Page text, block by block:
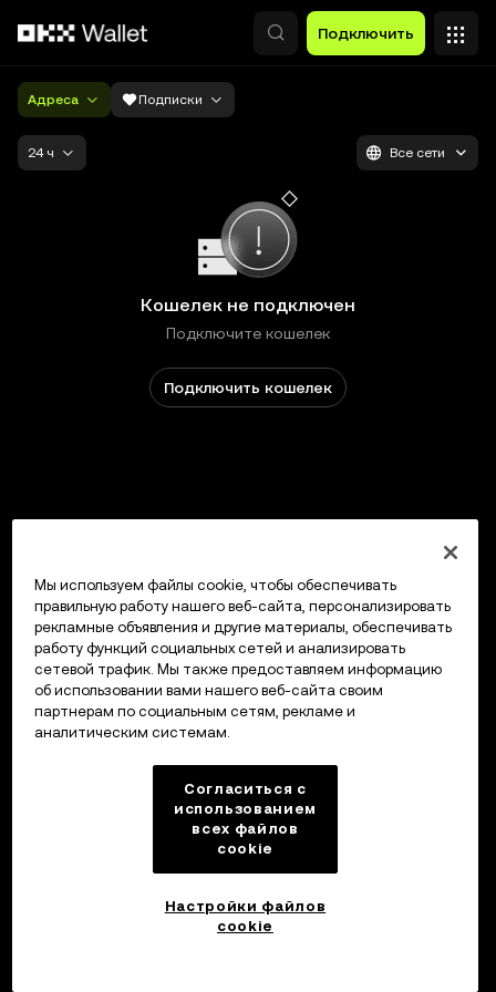
Подключить
Адреса Подписки
24 ч Все сети
Кошелек не подключен
Подключите кошелек
Подключить кошелек
Мы используем файлы cookie, чтобы обеспечивать
правильную работу нашего веб-сайта, персонализировать
рекламные объявления и другие материалы, обеспечивать
работу функций социальных сетей и анализировать
сетевой трафик. Мы также предоставляем информацию
об использовании вами нашего веб-сайта своим
партнерам по социальным сетям, рекламе и
аналитическим системам.
Согласиться с
использованием
всех файлов
cookie
Настройки файлов
cookie